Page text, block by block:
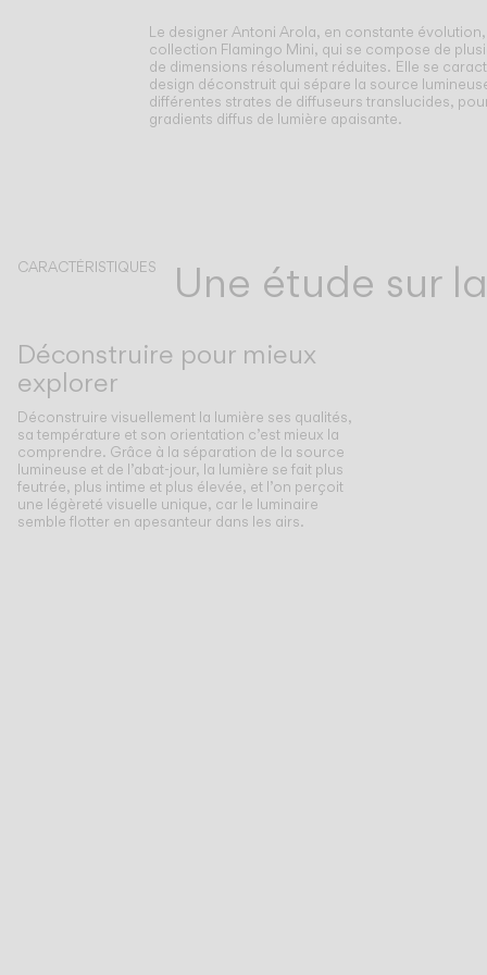
Le designer Antoni Arola, en constante
collection Flamingo Mini, qui se compose de
de dimensions résolument réduites. Elle se
design déconstruit qui sépare la source
différentes strates de diffuseurs translucides,
gradients diffus de lumière apaisante.
CARACTÉRISTIQUES Une étude sur
Déconstruire pour mieux
explorer
Déconstruire visuellement la lumière ses qualités,
sa température et son orientation c’est mieux la
comprendre. Grâce à la séparation de la source
lumineuse et de l’abat-jour, la lumière se fait plus
feutrée, plus intime et plus élevée, et l’on perçoit
une légèreté visuelle unique, car le luminaire
semble flotter en apesanteur dans les airs.